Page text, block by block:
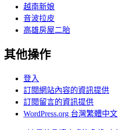
越南新娘
音波拉皮
高雄房屋二胎
其他操作
登入
訂閱網站內容的資訊提供
訂閱留言的資訊提供
WordPress.org 台灣繁體中文